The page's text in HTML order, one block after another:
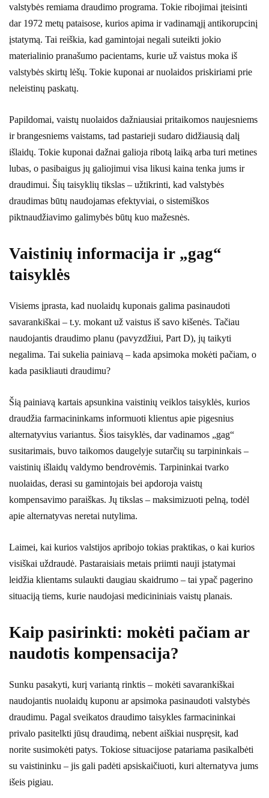
valstybės remiama draudimo programa. Tokie ribojimai įteisinti
dar 1972 metų pataisose, kurios apima ir vadinamąjį antikorupcinį
įstatymą. Tai reiškia, kad gamintojai negali suteikti jokio
materialinio pranašumo pacientams, kurie už vaistus moka iš
valstybės skirtų lėšų. Tokie kuponai ar nuolaidos priskiriami prie
neleistinų paskatų.
Papildomai, vaistų nuolaidos dažniausiai pritaikomos naujesniems
ir brangesniems vaistams, tad pastarieji sudaro didžiausią dalį
išlaidų. Tokie kuponai dažnai galioja ribotą laiką arba turi metines
lubas, o pasibaigus jų galiojimui visa likusi kaina tenka jums ir
draudimui. Šių taisyklių tikslas – užtikrinti, kad valstybės
draudimas būtų naudojamas efektyviai, o sistemiškos
piktnaudžiavimo galimybės būtų kuo mažesnės.
Vaistinių informacija ir „gag“
taisyklės
Visiems įprasta, kad nuolaidų kuponais galima pasinaudoti
savarankiškai – t.y. mokant už vaistus iš savo kišenės. Tačiau
naudojantis draudimo planu (pavyzdžiui, Part D), jų taikyti
negalima. Tai sukelia painiavą – kada apsimoka mokėti pačiam, o
kada pasikliauti draudimu?
Šią painiavą kartais apsunkina vaistinių veiklos taisyklės, kurios
draudžia farmacininkams informuoti klientus apie pigesnius
alternatyvius variantus. Šios taisyklės, dar vadinamos „gag“
susitarimais, buvo taikomos daugelyje sutarčių su tarpininkais –
vaistinių išlaidų valdymo bendrovėmis. Tarpininkai tvarko
nuolaidas, derasi su gamintojais bei apdoroja vaistų
kompensavimo paraiškas. Jų tikslas – maksimizuoti pelną, todėl
apie alternatyvas neretai nutylima.
Laimei, kai kurios valstijos apribojo tokias praktikas, o kai kurios
visiškai uždraudė. Pastaraisiais metais priimti nauji įstatymai
leidžia klientams sulaukti daugiau skaidrumo – tai ypač pagerino
situaciją tiems, kurie naudojasi medicininiais vaistų planais.
Kaip pasirinkti: mokėti pačiam ar
naudotis kompensacija?
Sunku pasakyti, kurį variantą rinktis – mokėti savarankiškai
naudojantis nuolaidų kuponu ar apsimoka pasinaudoti valstybės
draudimu. Pagal sveikatos draudimo taisykles farmacininkai
privalo pasitelkti jūsų draudimą, nebent aiškiai nuspręsit, kad
norite susimokėti patys. Tokiose situacijose patariama pasikalbėti
su vaistininku – jis gali padėti apsiskaičiuoti, kuri alternatyva jums
išeis pigiau.